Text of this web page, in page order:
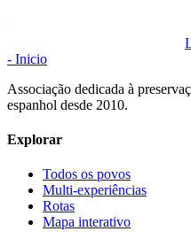
- Inicio
Associação dedicada à
espanhol desde 2010.
Explorar
Todos os povos
Multi-experiências
Rotas
Mapa interativo